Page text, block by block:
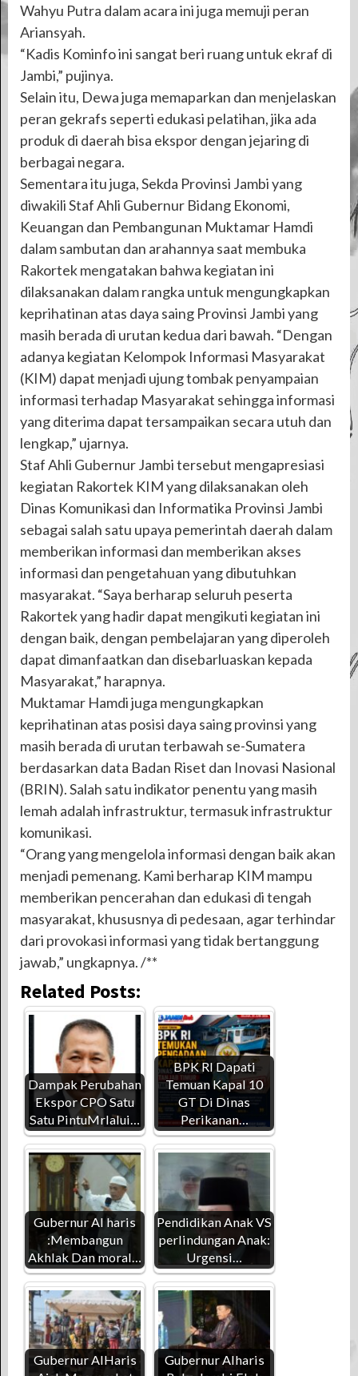
Wahyu Putra dalam acara ini juga memuji peran
Ariansyah.
“Kadis Kominfo ini sangat beri ruang untuk ekraf di
Jambi,” pujinya.
Selain itu, Dewa juga memaparkan dan menjelaskan
peran gekrafs seperti edukasi pelatihan, jika ada
produk di daerah bisa ekspor dengan jejaring di
berbagai negara.
Sementara itu juga, Sekda Provinsi Jambi yang
diwakili Staf Ahli Gubernur Bidang Ekonomi,
Keuangan dan Pembangunan Muktamar Hamdi
dalam sambutan dan arahannya saat membuka
Rakortek mengatakan bahwa kegiatan ini
dilaksanakan dalam rangka untuk mengungkapkan
keprihatinan atas daya saing Provinsi Jambi yang
masih berada di urutan kedua dari bawah. “Dengan
adanya kegiatan Kelompok Informasi Masyarakat
(KIM) dapat menjadi ujung tombak penyampaian
informasi terhadap Masyarakat sehingga informasi
yang diterima dapat tersampaikan secara utuh dan
lengkap,” ujarnya.
Staf Ahli Gubernur Jambi tersebut mengapresiasi
kegiatan Rakortek KIM yang dilaksanakan oleh
Dinas Komunikasi dan Informatika Provinsi Jambi
sebagai salah satu upaya pemerintah daerah dalam
memberikan informasi dan memberikan akses
informasi dan pengetahuan yang dibutuhkan
masyarakat. “Saya berharap seluruh peserta
Rakortek yang hadir dapat mengikuti kegiatan ini
dengan baik, dengan pembelajaran yang diperoleh
dapat dimanfaatkan dan disebarluaskan kepada
Masyarakat,” harapnya.
Muktamar Hamdi juga mengungkapkan
keprihatinan atas posisi daya saing provinsi yang
masih berada di urutan terbawah se-Sumatera
berdasarkan data Badan Riset dan Inovasi Nasional
(BRIN). Salah satu indikator penentu yang masih
lemah adalah infrastruktur, termasuk infrastruktur
komunikasi.
“Orang yang mengelola informasi dengan baik akan
menjadi pemenang. Kami berharap KIM mampu
memberikan pencerahan dan edukasi di tengah
masyarakat, khususnya di pedesaan, agar terhindar
dari provokasi informasi yang tidak bertanggung
jawab,” ungkapnya. /**
Related Posts:
Dampak Perubahan
Ekspor CPO Satu
Satu PintuMrlalui…
BPK RI Dapati
Temuan Kapal 10
GT Di Dinas
Perikanan…
Gubernur Al haris
:Membangun
Akhlak Dan moral…
Pendidikan Anak VS
perlindungan Anak:
Urgensi…
Gubernur AlHaris
Gubernur Alharis